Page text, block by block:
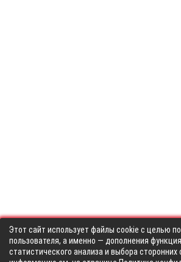
Этот сайт использует файлы cookie с целью
пользователя, а именно — дополнения
статистического анализа и выбора